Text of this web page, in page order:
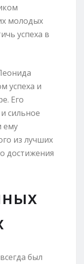
молодых
успеха в
успеха и
Его
сильное
ему
из лучших
достижения
был